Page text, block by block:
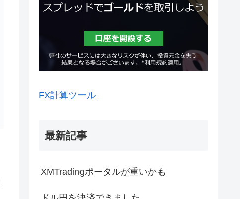
FX計算ツール
最新記事
XMTradingポータルが重いかも